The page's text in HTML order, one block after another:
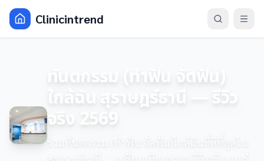
Clinicintrend
ทันตกรรม (ทำฟัน จัดฟัน)
ใกล้ฉัน สุราษฎร์ธานี — รีวิว
จริง 2569
รวมทันตกรรม (ทำฟัน จัดฟัน)ใกล้ฉันที่ดีที่สุดใน